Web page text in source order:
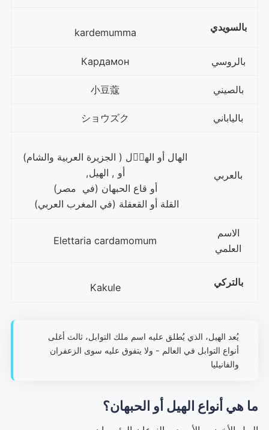
بالسويدي kardemumma
بالروسي Кардамон
بالصيني 小豆蔻
بالياباني ショウズク
بالعربي
الهال أو الها۪ل ( الجزيرة العربية والشام)
أو , الهيل,
أو قاع الحبهان (في مصر)
القلة أو القعقلة (في المغرب العربي)
الاسم
العلمي
Elettaria cardamomum
بالتركي Kakule
يُعد الهيل، الذي يُطلق عليه اسم ملك التوابل، ثالث أغلى
أنواع التوابل في العالم - ولا يتفوق عليه سوى الزعفران
والفانيليا
ما هي أنواع الهيل أو الحبهان؟